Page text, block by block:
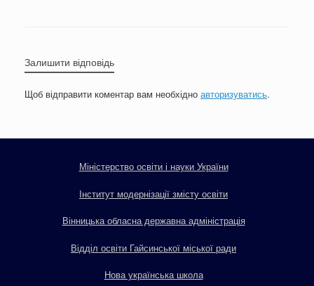
Залишити відповідь
Щоб відправити коментар вам необхідно авторизуватись.
Міністерство освіти і науки України
Інститут модернізації змісту освіти
Вінницька обласна державна адміністрація
Відділ освіти Гайсинської міської ради
Нова українська школа